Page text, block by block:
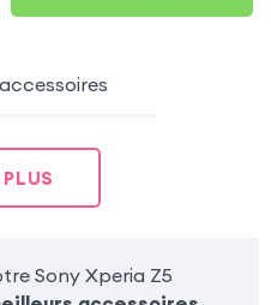
Sony Xperia Z5